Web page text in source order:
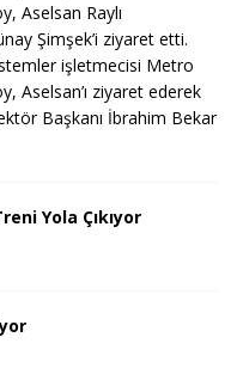
Aselsan Raylı
Şimşek’i ziyaret etti.
işletmecisi Metro
Aselsan’ı ziyaret ederek
Başkanı İbrahim Bekar
Yola Çıkıyor